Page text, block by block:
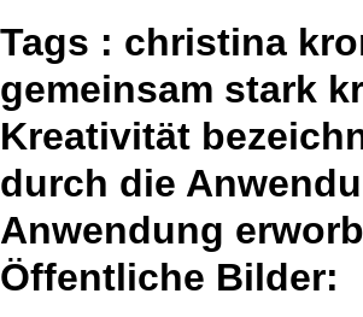
Tags : christina
gemeinsam stark
Kreativität
durch die
Anwendung
Öffentliche Bilder: